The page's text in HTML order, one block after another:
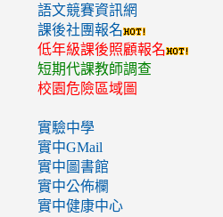
語文競賽資訊網
課後社團報名
低年級課後照顧報名
短期代課教師調查
校園危險區域圖
實驗中學
實中GMail
實中圖書館
實中公佈欄
實中健康中心